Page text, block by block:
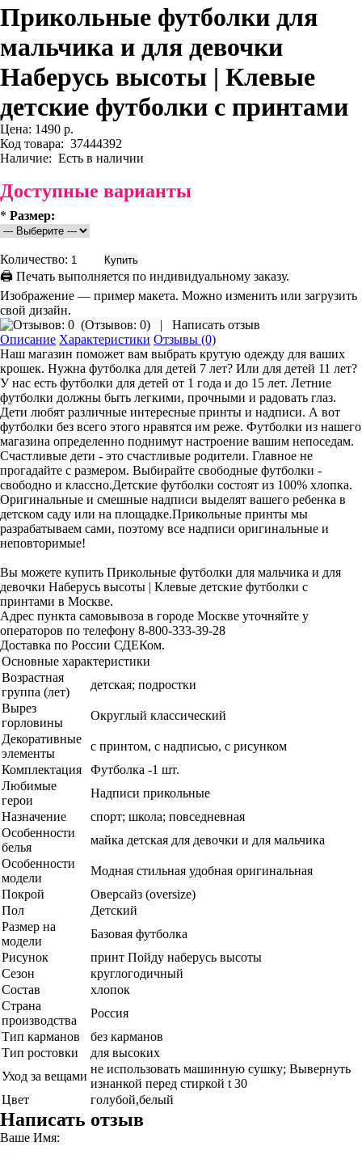
Прикольные футболки для
мальчика и для девочки
Наберусь высоты | Клевые
детские футболки с принтами
Цена: 1490 р.
Код товара: 37444392
Наличие: Есть в наличии
Доступные варианты
* Размер:
Количество:
🖨 Печать выполняется по индивидуальному заказу.
Изображение — пример макета. Можно изменить или загрузить
свой дизайн.
(Отзывов: 0) |
Написать отзыв
Описание Характеристики Отзывы (0)
Наш магазин поможет вам выбрать крутую одежду для ваших
крошек. Нужна футболка для детей 7 лет? Или для детей 11 лет?
У нас есть футболки для детей от 1 года и до 15 лет. Летние
футболки должны быть легкими, прочными и радовать глаз.
Дети любят различные интересные принты и надписи. А вот
футболки без всего этого нравятся им реже. Футболки из нашего
магазина определенно поднимут настроение вашим непоседам.
Счастливые дети - это счастливые родители. Главное не
прогадайте с размером. Выбирайте свободные футболки -
свободно и классно.Детские футболки состоят из 100% хлопка.
Оригинальные и смешные надписи выделят вашего ребенка в
детском саду или на площадке.Прикольные принты мы
разрабатываем сами, поэтому все надписи оригинальные и
неповторимые!
Вы можете купить Прикольные футболки для мальчика и для
девочки Наберусь высоты | Клевые детские футболки с
принтами в Москве.
Адрес пункта самовывоза в городе Москве уточняйте у
операторов по телефону 8-800-333-39-28
Доставка по России СДЕКом.
Основные характеристики
Возрастная
группа (лет)
детская; подростки
Вырез
горловины
Округлый классический
Декоративные
элементы
с принтом, с надписью, с рисунком
Комплектация
Футболка -1 шт.
Любимые
герои
Надписи прикольные
Назначение
спорт; школа; повседневная
Особенности
белья
майка детская для девочки и для мальчика
Особенности
модели
Модная стильная удобная оригинальная
Покрой
Оверсайз (oversize)
Пол
Детский
Размер на
модели
Базовая футболка
Рисунок
принт Пойду наберусь высоты
Сезон
круглогодичный
Состав
хлопок
Страна
производства
Россия
Тип карманов
без карманов
Тип ростовки
для высоких
Уход за вещами
не использовать машинную сушку; Вывернуть
изнанкой перед стиркой t 30
Цвет
голубой,белый
Написать отзыв
Ваше Имя: